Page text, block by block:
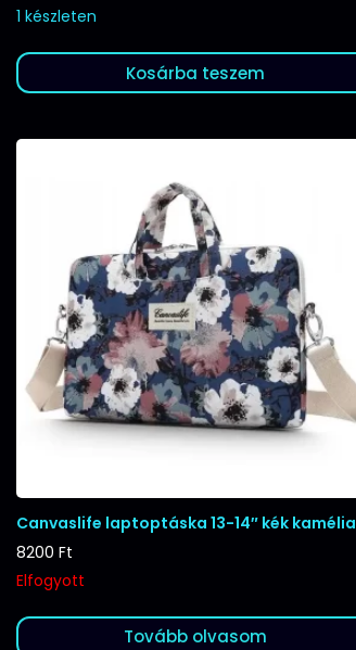
1 készleten
Kosárba teszem
Canvaslife laptoptáska 13-14″ kék kamélia
8200 Ft
Elfogyott
Tovább olvasom